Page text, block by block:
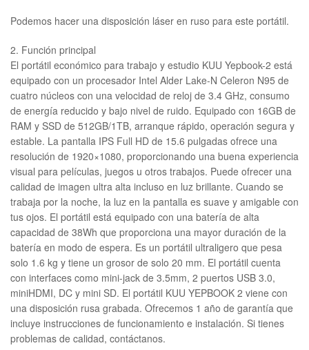
Podemos hacer una disposición láser en ruso para este portátil.
2. Función principal
El portátil económico para trabajo y estudio KUU Yepbook-2 está
equipado con un procesador Intel Alder Lake-N Celeron N95 de
cuatro núcleos con una velocidad de reloj de 3.4 GHz, consumo
de energía reducido y bajo nivel de ruido. Equipado con 16GB de
RAM y SSD de 512GB/1TB, arranque rápido, operación segura y
estable. La pantalla IPS Full HD de 15.6 pulgadas ofrece una
resolución de 1920×1080, proporcionando una buena experiencia
visual para películas, juegos u otros trabajos. Puede ofrecer una
calidad de imagen ultra alta incluso en luz brillante. Cuando se
trabaja por la noche, la luz en la pantalla es suave y amigable con
tus ojos. El portátil está equipado con una batería de alta
capacidad de 38Wh que proporciona una mayor duración de la
batería en modo de espera. Es un portátil ultraligero que pesa
solo 1.6 kg y tiene un grosor de solo 20 mm. El portátil cuenta
con interfaces como mini-jack de 3.5mm, 2 puertos USB 3.0,
miniHDMI, DC y mini SD. El portátil KUU YEPBOOK 2 viene con
una disposición rusa grabada. Ofrecemos 1 año de garantía que
incluye instrucciones de funcionamiento e instalación. Si tienes
problemas de calidad, contáctanos.